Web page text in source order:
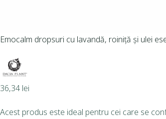
Emocalm dropsuri cu lavandă, roiniță și ulei
36,34 lei
Acest produs este ideal pentru cei care se